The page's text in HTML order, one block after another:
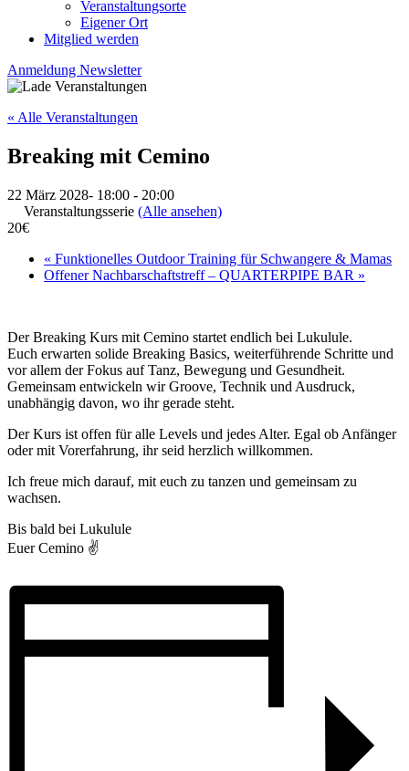
Veranstaltungsorte
Eigener Ort
Mitglied werden
Anmeldung Newsletter
« Alle Veranstaltungen
Breaking mit Cemino
22 März 2028- 18:00 - 20:00
Veranstaltungsserie (Alle ansehen)
20€
« Funktionelles Outdoor Training für Schwangere & Mamas
Offener Nachbarschaftstreff – QUARTERPIPE BAR »
Der Breaking Kurs mit Cemino startet endlich bei Lukulule.
Euch erwarten solide Breaking Basics, weiterführende Schritte und
vor allem der Fokus auf Tanz, Bewegung und Gesundheit.
Gemeinsam entwickeln wir Groove, Technik und Ausdruck,
unabhängig davon, wo ihr gerade steht.
Der Kurs ist offen für alle Levels und jedes Alter. Egal ob Anfänger
oder mit Vorerfahrung, ihr seid herzlich willkommen.
Ich freue mich darauf, mit euch zu tanzen und gemeinsam zu
wachsen.
Bis bald bei Lukulule
Euer Cemino ✌️